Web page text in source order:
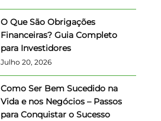
O Que São Obrigações
Financeiras? Guia Completo
para Investidores
Julho 20, 2026
Como Ser Bem Sucedido na
Vida e nos Negócios – Passos
para Conquistar o Sucesso